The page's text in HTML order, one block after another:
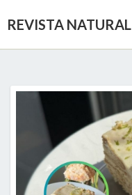
REVISTA NATURAL